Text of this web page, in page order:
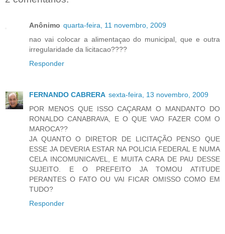
Anônimo quarta-feira, 11 novembro, 2009
nao vai colocar a alimentaçao do municipal, que e outra
irregularidade da licitacao????
Responder
FERNANDO CABRERA sexta-feira, 13 novembro, 2009
POR MENOS QUE ISSO CAÇARAM O MANDANTO DO
RONALDO CANABRAVA, E O QUE VAO FAZER COM O
MAROCA??
JA QUANTO O DIRETOR DE LICITAÇÃO PENSO QUE
ESSE JA DEVERIA ESTAR NA POLICIA FEDERAL E NUMA
CELA INCOMUNICAVEL, E MUITA CARA DE PAU DESSE
SUJEITO. E O PREFEITO JA TOMOU ATITUDE
PERANTES O FATO OU VAI FICAR OMISSO COMO EM
TUDO?
Responder